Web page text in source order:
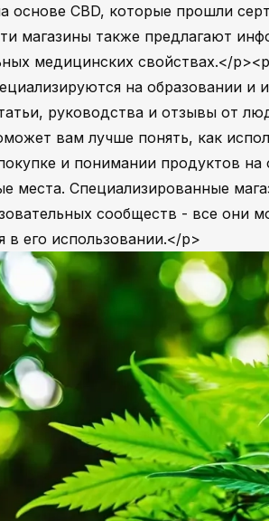
основе CBD, которые прошли
магазины также предлагают
медицинских свойствах.</
на образовании
руководства и отзывы от
вам лучше понять, как
и понимании продуктов
места. Специализированные
сообществ - все они
в его использовании.</p>